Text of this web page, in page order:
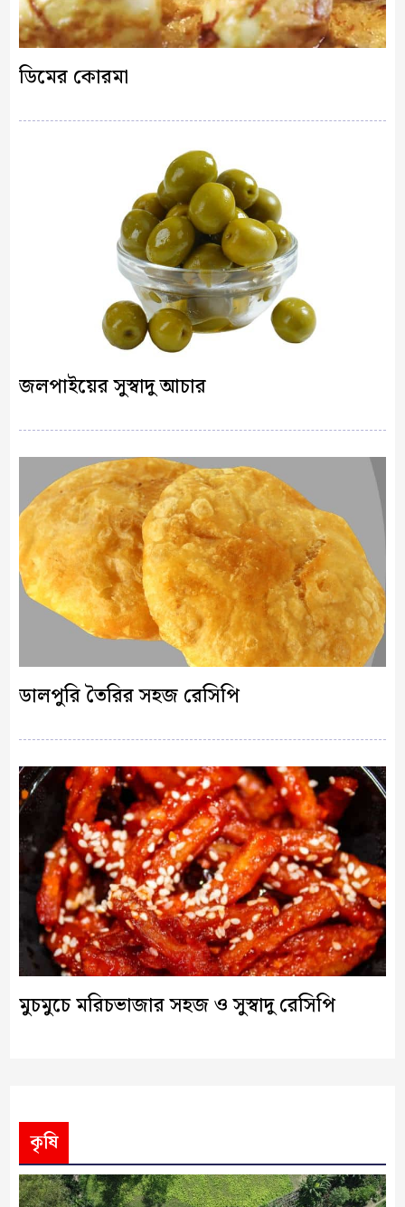
ডিমের কোরমা
জলপাইয়ের সুস্বাদু আচার
ডালপুরি তৈরির সহজ রেসিপি
মুচমুচে মরিচভাজার সহজ ও সুস্বাদু রেসিপি
কৃষি